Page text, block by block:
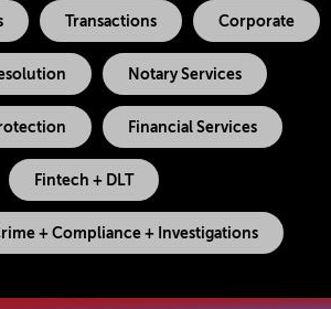
Transactions Corporate
Notary Services
Financial Services
Fintech + DLT
+ Compliance + Investigations